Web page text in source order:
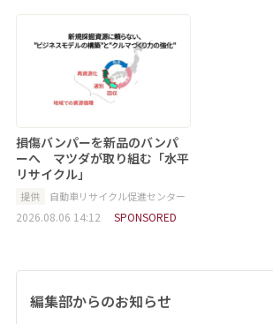
損傷バンパーを新品のバンパ
ーへ マツダが取り組む「水平
リサイクル」
提供 自動車リサイクル促進センター
2026.08.06 14:12 SPONSORED
編集部からのお知らせ